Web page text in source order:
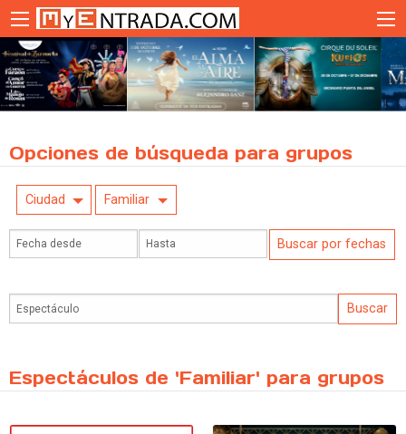
Opciones de búsqueda para grupos
Ciudad Familiar
Espectáculos de 'Familiar' para grupos